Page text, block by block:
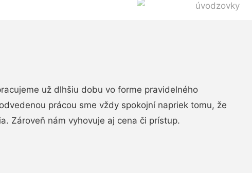
už dlhšiu dobu vo forme pravidelného
prácou sme vždy spokojní napriek tomu, že
Zároveň nám vyhovuje aj cena či prístup.